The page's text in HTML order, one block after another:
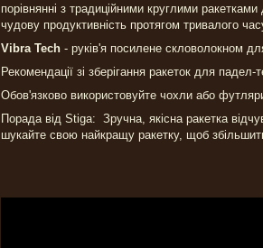
порівнянні з традиційними круглими
чудову продуктивність протягом тривалого
Vibra Tech - руків'я посилене скловолокном
Рекомендації зі зберігання ракеток для падел-
Обов'язково використовуйте чохли або
Порада від Stiga: Зручна, якісна ракетка
шукайте свою найкращу ракетку, щоб